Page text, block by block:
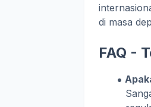
di masa
FAQ -